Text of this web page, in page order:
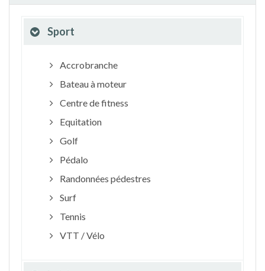
Sport
Accrobranche
Bateau à moteur
Centre de fitness
Equitation
Golf
Pédalo
Randonnées pédestres
Surf
Tennis
VTT / Vélo